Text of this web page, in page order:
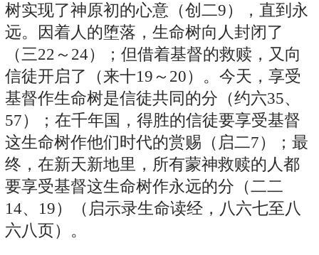
树实现了神原初的心意（创二9），直到永
远。因着人的堕落，生命树向人封闭了
（三22～24）；但借着基督的救赎，又向
信徒开启了（来十19～20）。今天，享受
基督作生命树是信徒共同的分（约六35、
57）；在千年国，得胜的信徒要享受基督
这生命树作他们时代的赏赐（启二7）；最
终，在新天新地里，所有蒙神救赎的人都
要享受基督这生命树作永远的分（二二
14、19）（启示录生命读经，八六七至八
六八页）。